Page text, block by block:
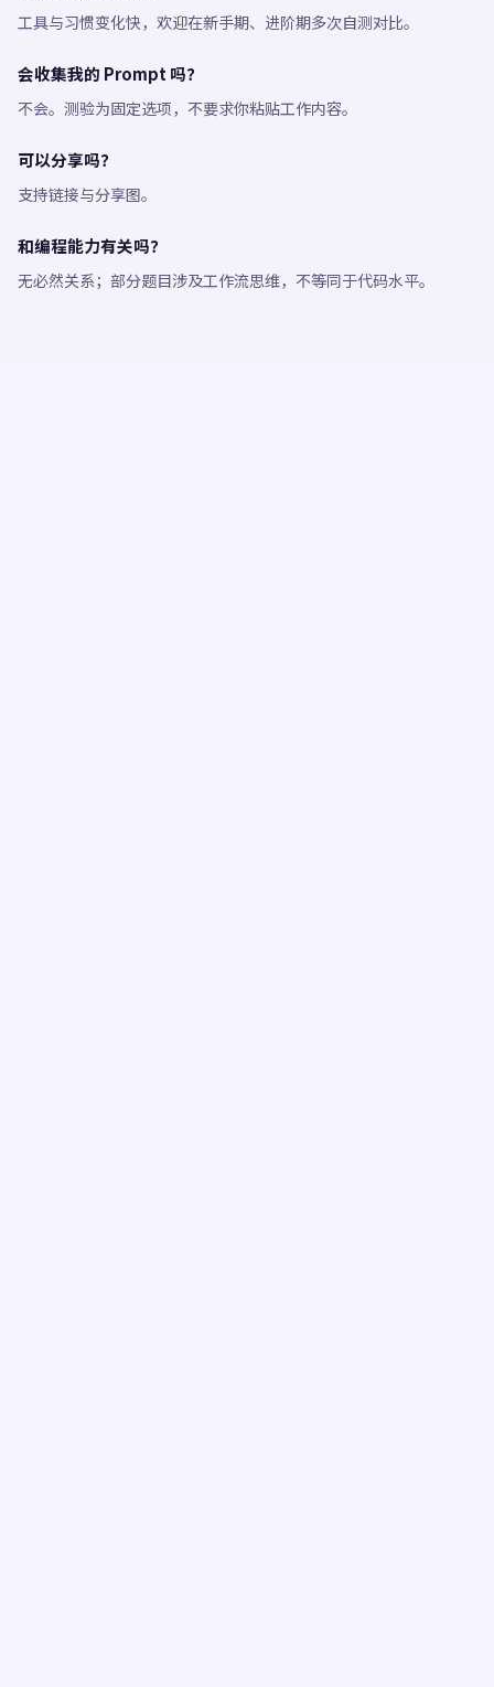
工具与习惯变化快，欢迎在新手期、进阶期多次自测对比。
会收集我的 Prompt 吗？
不会。测验为固定选项，不要求你粘贴工作内容。
可以分享吗？
支持链接与分享图。
和编程能力有关吗？
无必然关系；部分题目涉及工作流思维，不等同于代码水平。